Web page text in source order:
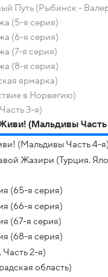
Путь (Рыбинск -
(5-я серия)
(6-я серия)
(7-я серия)
(8-я серия)
ярмарка)
в Норвегию)
3-я)
(Мальдивы Часть
(Мальдивы Часть 4-я)
Жазири (Турция.
(65-я серия)
(66-я серия)
(67-я серия)
(68-я серия)
Часть 2-я)
область)